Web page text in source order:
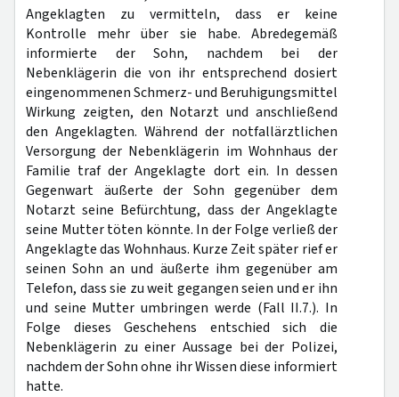
Angeklagten zu vermitteln, dass er keine
Kontrolle mehr über sie habe. Abredegemäß
informierte der Sohn, nachdem bei der
Nebenklägerin die von ihr entsprechend dosiert
eingenommenen Schmerz- und Beruhigungsmittel
Wirkung zeigten, den Notarzt und anschließend
den Angeklagten. Während der notfallärztlichen
Versorgung der Nebenklägerin im Wohnhaus der
Familie traf der Angeklagte dort ein. In dessen
Gegenwart äußerte der Sohn gegenüber dem
Notarzt seine Befürchtung, dass der Angeklagte
seine Mutter töten könnte. In der Folge verließ der
Angeklagte das Wohnhaus. Kurze Zeit später rief er
seinen Sohn an und äußerte ihm gegenüber am
Telefon, dass sie zu weit gegangen seien und er ihn
und seine Mutter umbringen werde (Fall II.7.). In
Folge dieses Geschehens entschied sich die
Nebenklägerin zu einer Aussage bei der Polizei,
nachdem der Sohn ohne ihr Wissen diese informiert
hatte.